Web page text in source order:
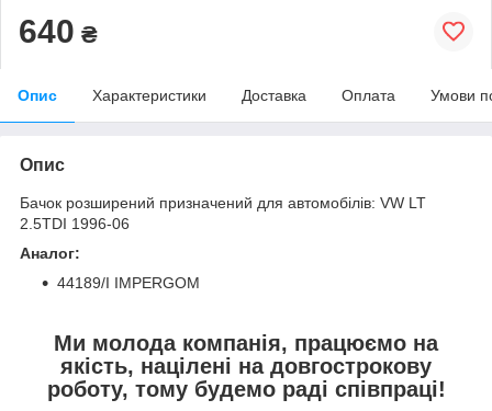
640 ₴
Опис Характеристики Доставка Оплата Умови
Опис
Бачок розширений призначений для автомобілів: VW LT
2.5TDI 1996-06
Аналог:
44189/I IMPERGOM
Ми молода компанія, працюємо на
якість, націлені на довгострокову
роботу, тому будемо раді співпраці!